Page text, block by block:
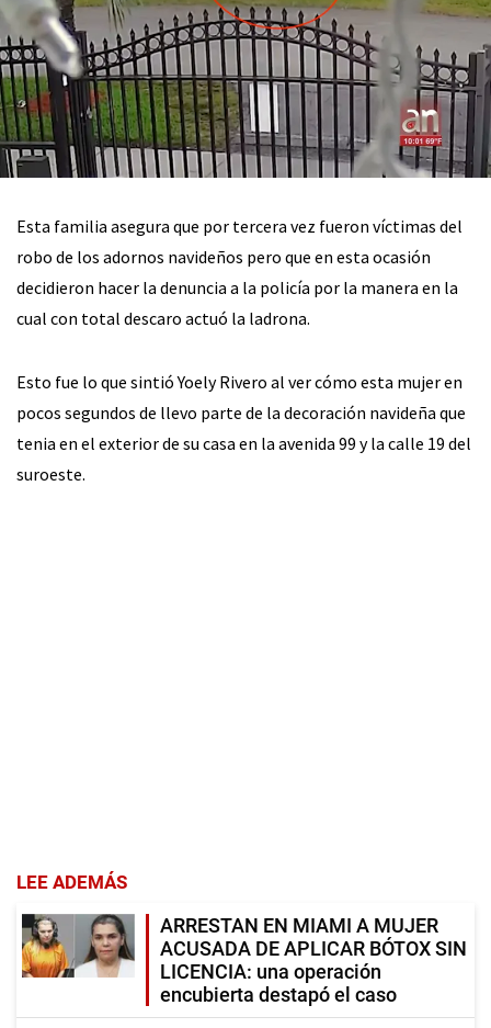
Esta familia asegura que por tercera vez fueron víctimas del
robo de los adornos navideños pero que en esta ocasión
decidieron hacer la denuncia a la policía por la manera en la
cual con total descaro actuó la ladrona.
Esto fue lo que sintió Yoely Rivero al ver cómo esta mujer en
pocos segundos de llevo parte de la decoración navideña que
tenia en el exterior de su casa en la avenida 99 y la calle 19 del
suroeste.
LEE ADEMÁS
ARRESTAN EN MIAMI A MUJER
ACUSADA DE APLICAR BÓTOX SIN
LICENCIA: una operación
encubierta destapó el caso